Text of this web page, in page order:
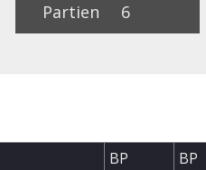
Partien
6
BP BP